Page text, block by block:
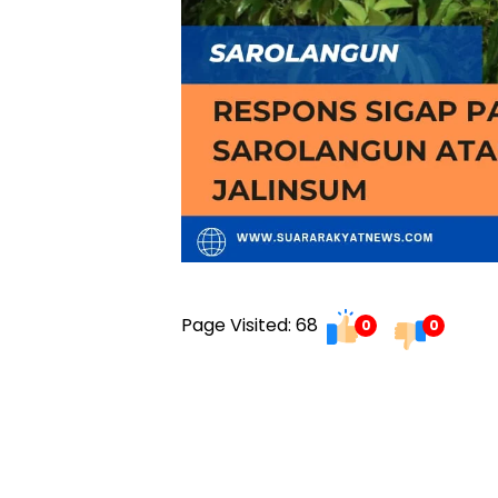
Page Visited: 68 0 0